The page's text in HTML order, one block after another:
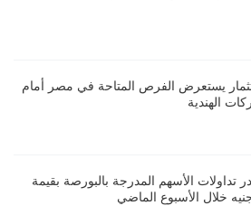
يستعرض الفرص المتاحة في مصر أمام
الهندية
تداولات الأسهم المدرجة بالبورصة بقيمة